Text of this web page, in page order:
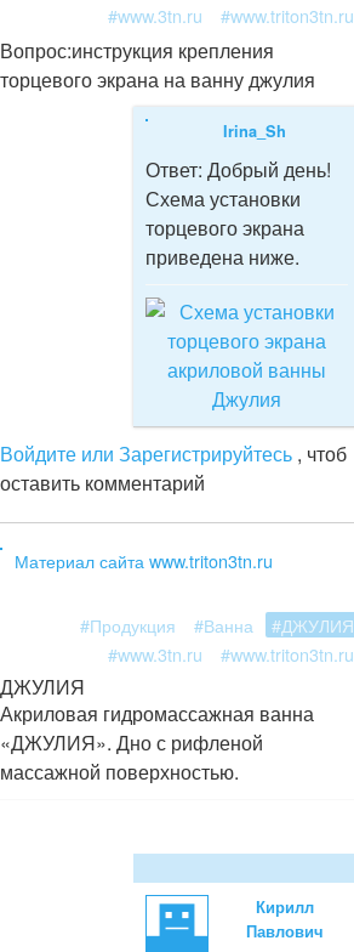
#www.3tn.ru
#www.triton3tn.ru
Вопрос:инструкция крепления
торцевого экрана на ванну джулия
Irina_Sh
Ответ: Добрый день!
Схема установки
торцевого экрана
приведена ниже.
Войдите или Зарегистрируйтесь , чтоб
оставить комментарий
Материал сайта www.triton3tn.ru
#Продукция #Ванна
#ДЖУЛИЯ
#www.3tn.ru
#www.triton3tn.ru
ДЖУЛИЯ
Акриловая гидромассажная ванна
«ДЖУЛИЯ». Дно с рифленой
массажной поверхностью.
Кирилл
Павлович